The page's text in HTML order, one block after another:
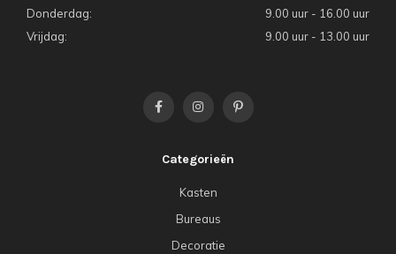
Donderdag:
9.00 uur - 16.00 uur
Vrijdag:
9.00 uur - 13.00 uur
Categorieën
Kasten
Bureaus
Decoratie